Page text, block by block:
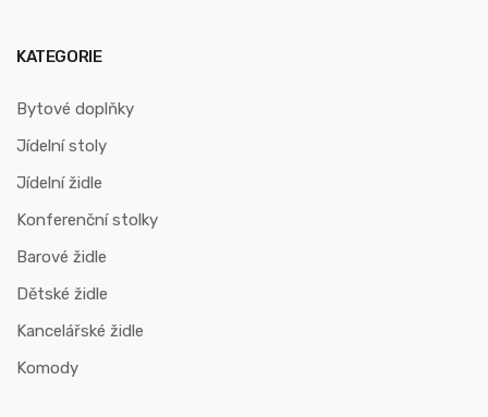
KATEGORIE
Bytové doplňky
Jídelní stoly
Jídelní židle
Konferenční stolky
Barové židle
Dětské židle
Kancelářské židle
Komody